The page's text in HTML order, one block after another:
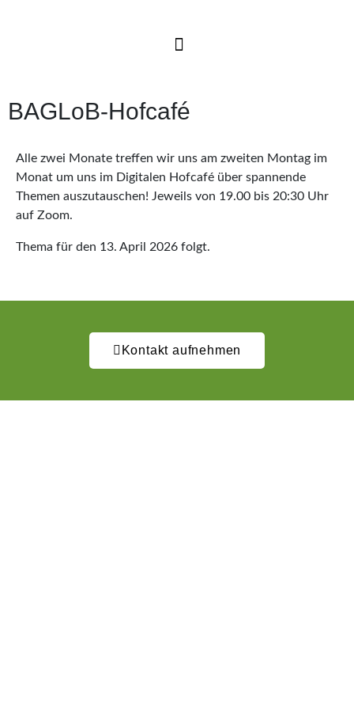
BAGLoB-Hofcafé
Alle zwei Monate treffen wir uns am zweiten Montag im
Monat um uns im Digitalen Hofcafé über spannende
Themen auszutauschen! Jeweils von 19.00 bis 20:30 Uhr
auf Zoom.
Thema für den 13. April 2026 folgt.
Kontakt aufnehmen